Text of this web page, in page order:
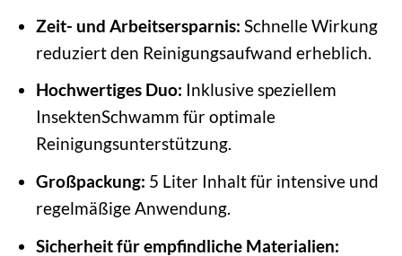
Zeit- und Arbeitsersparnis: Schnelle Wirkung
reduziert den Reinigungsaufwand erheblich.
Hochwertiges Duo: Inklusive speziellem
InsektenSchwamm für optimale
Reinigungsunterstützung.
Großpackung: 5 Liter Inhalt für intensive und
regelmäßige Anwendung.
Sicherheit für empfindliche Materialien: